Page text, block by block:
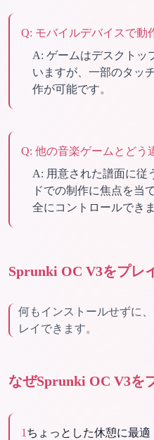
Q: モバイルデバイスで動
A: ゲームはデスクトッ
いますが、一部のタッ
作が可能です。
Q: 他の音楽ゲームとどう
A: 用意された譜面に従
ドでの制作に焦点を当
全にコントロールできま
Sprunki OC V3をプレ
何もインストールせずに
レイできます。
なぜSprunki OC V3を
1 ちょっとした休憩に最適